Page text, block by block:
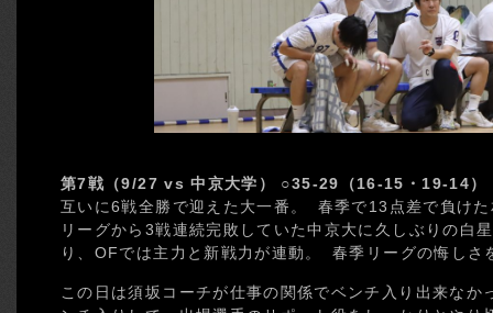
第7戦（9/27 vs 中京大学） ○35-29（16-15・19-14）
互いに6戦全勝で迎えた大一番。 春季で13点差で負け
リーグから3戦連続完敗していた中京大に久しぶりの白
り、OFでは主力と新戦力が連動。 春季リーグの悔しさ
この日は須坂コーチが仕事の関係でベンチ入り出来なか